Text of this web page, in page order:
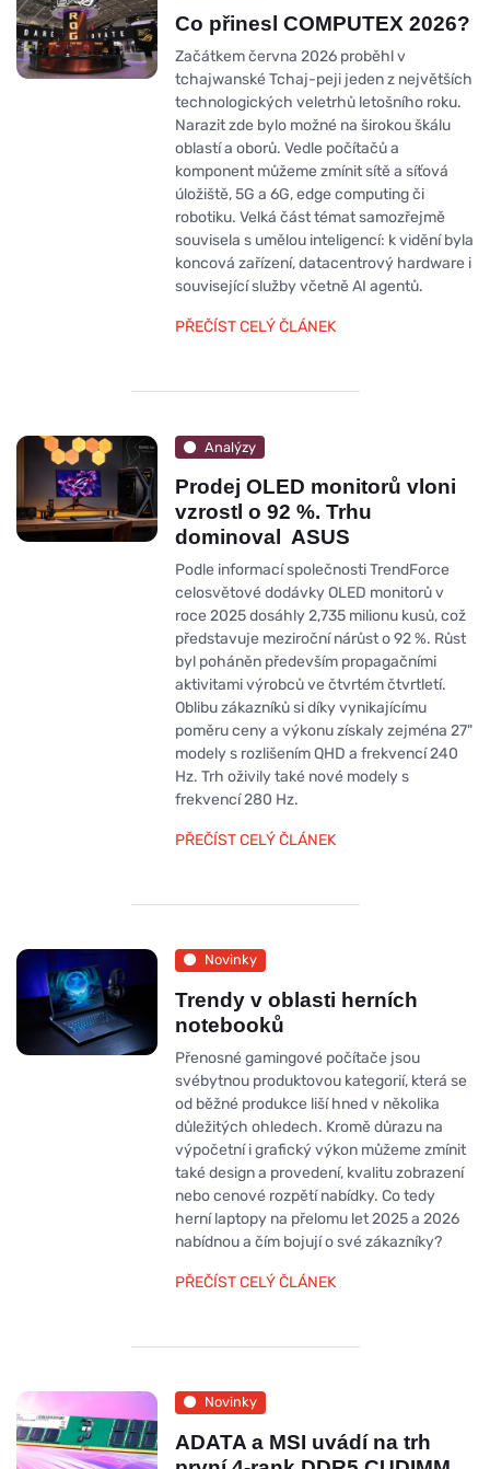
Co přinesl COMPUTEX 2026?
Začátkem června 2026 proběhl v
tchajwanské Tchaj-peji jeden z největších
technologických veletrhů letošního roku.
Narazit zde bylo možné na širokou škálu
oblastí a oborů. Vedle počítačů a
komponent můžeme zmínit sítě a síťová
úložiště, 5G a 6G, edge computing či
robotiku. Velká část témat samozřejmě
souvisela s umělou inteligencí: k vidění byla
koncová zařízení, datacentrový hardware i
související služby včetně AI agentů.
PŘEČÍST CELÝ ČLÁNEK
Analýzy
Prodej OLED monitorů vloni
vzrostl o 92 %. Trhu
dominoval ASUS
Podle informací společnosti TrendForce
celosvětové dodávky OLED monitorů v
roce 2025 dosáhly 2,735 milionu kusů, což
představuje meziroční nárůst o 92 %. Růst
byl poháněn především propagačními
aktivitami výrobců ve čtvrtém čtvrtletí.
Oblibu zákazníků si díky vynikajícímu
poměru ceny a výkonu získaly zejména 27"
modely s rozlišením QHD a frekvencí 240
Hz. Trh oživily také nové modely s
frekvencí 280 Hz.
PŘEČÍST CELÝ ČLÁNEK
Novinky
Trendy v oblasti herních
notebooků
Přenosné gamingové počítače jsou
svébytnou produktovou kategorií, která se
od běžné produkce liší hned v několika
důležitých ohledech. Kromě důrazu na
výpočetní i grafický výkon můžeme zmínit
také design a provedení, kvalitu zobrazení
nebo cenové rozpětí nabídky. Co tedy
herní laptopy na přelomu let 2025 a 2026
nabídnou a čím bojují o své zákazníky?
PŘEČÍST CELÝ ČLÁNEK
Novinky
ADATA a MSI uvádí na trh